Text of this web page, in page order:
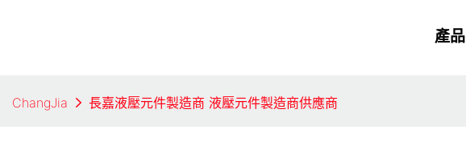
產品
ChangJia 長嘉液壓元件製造商 液壓元件製造商供應商